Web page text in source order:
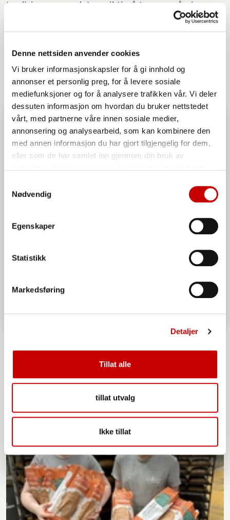
Denne nettsiden anvender cookies
Vi bruker informasjonskapsler for å gi innhold og
annonser et personlig preg, for å levere sosiale
mediefunksjoner og for å analysere trafikken vår. Vi deler
dessuten informasjon om hvordan du bruker nettstedet
vårt, med partnerne våre innen sosiale medier,
annonsering og analysearbeid, som kan kombinere den
med annen informasjon du har gjort tilgjengelig for dem,
eller som de har samlet inn gjennom din bruk av
Nødvendig
Egenskaper
Statistikk
Markedsføring
Detaljer
Tillat alle
tillat utvalg
Ikke tillat
tradisjoner som det er viktig å ta vare på gjennom
Les mer om den populære brødmiksen
her: